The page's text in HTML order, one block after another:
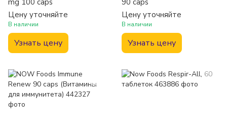
mg 100 caps
Цену уточняйте
В наличии
Узнать цену
90 caps
Цену уточняйте
В наличии
Узнать цену